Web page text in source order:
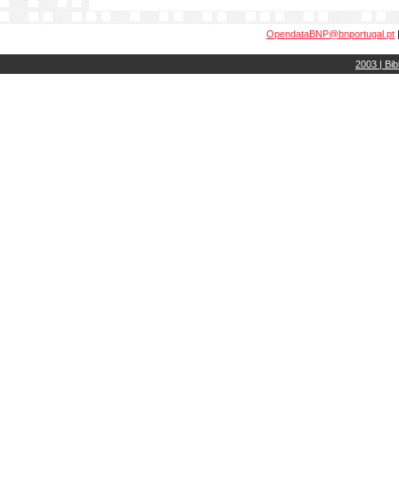
OpendataBNP@bnportugal.pt
2003 |